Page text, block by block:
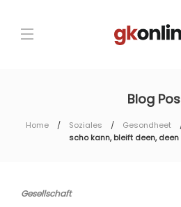
Blog
Home Soziales Gesondheet
scho kann, bleift deen,
Gesellschaft